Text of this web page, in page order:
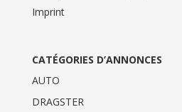
Imprint
CATÉGORIES D’ANNONCES
AUTO
DRAGSTER